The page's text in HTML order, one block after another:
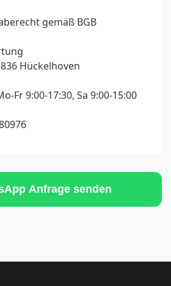
gemäß BGB
Hückelhoven
Fr 9:00-17:30, Sa 9:00-15:00
Anfrage senden